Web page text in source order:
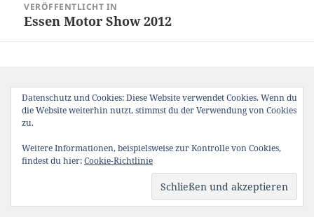
VERÖFFENTLICHT IN
Essen Motor Show 2012
Datenschutz und Cookies: Diese Website verwendet Cookies. Wenn du
die Website weiterhin nutzt, stimmst du der Verwendung von Cookies
zu.
Weitere Informationen, beispielsweise zur Kontrolle von Cookies,
findest du hier:Cookie-Richtlinie